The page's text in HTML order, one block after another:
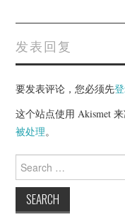
发表回复
要发表评论，您必须先
这个站点使用 Akismet 来
被处理。
Search
for: